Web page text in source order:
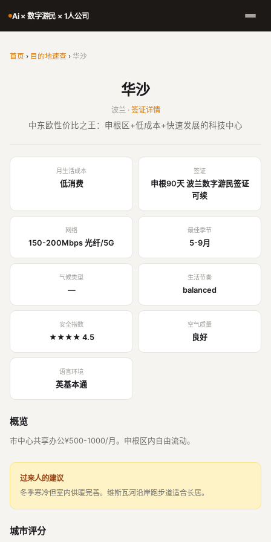
Ai × 数字游民 × 1人公司
首页 › 目的地速查 › 华沙
华沙
波兰 · 签证详情
中东欧性价比之王：申根区+低成本+快速发展的科技中心
月生活成本
低消费
签证
申根90天 波兰数字游民签证
可续
网络
150-200Mbps 光纤/5G
最佳季节
5-9月
气候类型
—
生活节奏
balanced
安全指数
★★★★ 4.5
空气质量
良好
语言环境
英基本通
概览
市中心共享办公¥500-1000/月。申根区内自由流动。
过来人的建议
冬季寒冷但室内供暖完善。维斯瓦河沿岸跑步道适合长居。
城市评分